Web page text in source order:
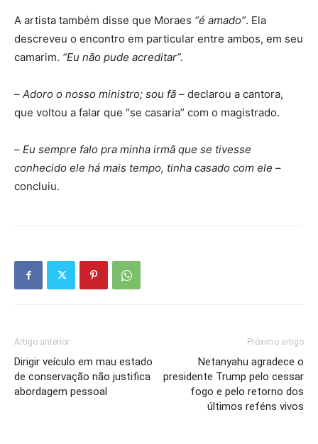
A artista também disse que Moraes “é amado”. Ela
descreveu o encontro em particular entre ambos, em seu
camarim. “Eu não pude acreditar”.
– Adoro o nosso ministro; sou fã – declarou a cantora,
que voltou a falar que “se casaria” com o magistrado.
– Eu sempre falo pra minha irmã que se tivesse
conhecido ele há mais tempo, tinha casado com ele –
concluiu.
Artigo anterior
Dirigir veículo em mau estado
de conservação não justifica
abordagem pessoal
Próximo artigo
Netanyahu agradece o
presidente Trump pelo cessar
fogo e pelo retorno dos
últimos reféns vivos